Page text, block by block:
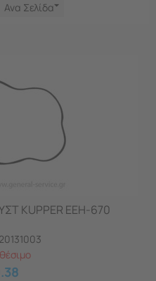
Ανα Σελίδα
KUPPER EEH-670
20131003